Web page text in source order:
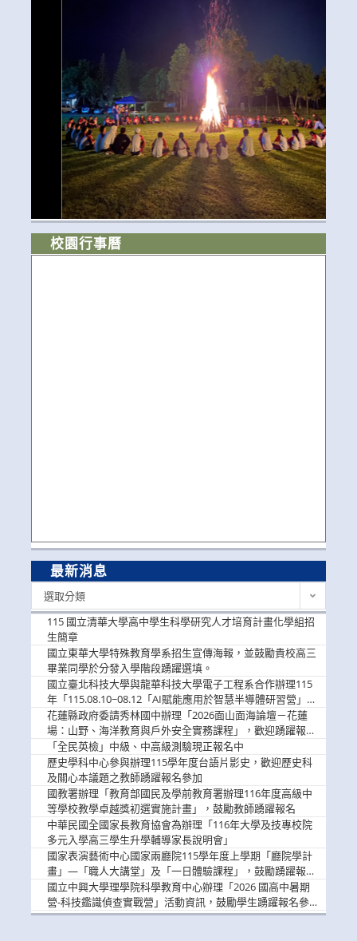
校園行事曆
最新消息
選取分類
115 國立清華大學高中學生科學研究人才培育計畫化學組招
生簡章
國立東華大學特殊教育學系招生宣傳海報，並鼓勵貴校高三
畢業同學於分發入學階段踴躍選填。
國立臺北科技大學與龍華科技大學電子工程系合作辦理115
年「115.08.10~08.12「AI賦能應用於智慧半導體研習營」，
歡迎學生踴躍報名參加
花蓮縣政府委請秀林國中辦理「2026面山面海論壇－花蓮
場：山野、海洋教育與戶外安全實務課程」，歡迎踴躍報名
參加
「全民英檢」中級、中高級測驗現正報名中
歷史學科中心參與辦理115學年度台語片影史，歡迎歷史科
及關心本議題之教師踴躍報名參加
國教署辦理「教育部國民及學前教育署辦理116年度高級中
等學校教學卓越獎初選實施計畫」，鼓勵教師踴躍報名
中華民國全國家長教育協會為辦理「116年大學及技專校院
多元入學高三學生升學輔導家長說明會」
國家表演藝術中心國家兩廳院115學年度上學期「廳院學計
畫」—「職人大講堂」及「一日體驗課程」，鼓勵踴躍報名
參與。
國立中興大學理學院科學教育中心辦理「2026 國高中暑期
營-科技鑑識偵查實戰營」活動資訊，鼓勵學生踴躍報名參
加。